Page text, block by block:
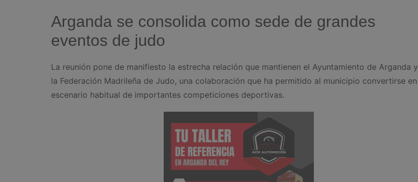
Arganda se consolida como sede de grandes
eventos de judo
La reunión pone de manifiesto la estrecha relación que mantienen el Ayuntamiento de Arganda y
la Federación Madrileña de Judo, una colaboración que ha permitido al municipio convertirse en
escenario habitual de importantes competiciones deportivas.